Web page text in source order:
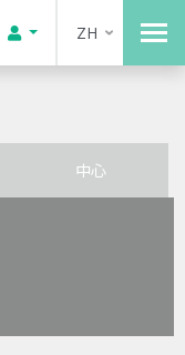
ZH
中心